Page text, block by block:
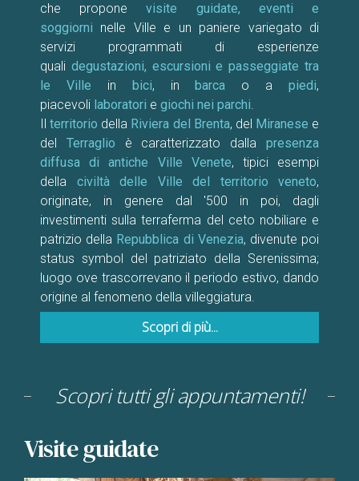
che proponevisite guidate, eventi e
soggiorni nelle Ville e un paniere variegato di
servizi programmati di esperienze
quali degustazioni, escursioni e passeggiate tra
le Ville in bici, in barca o a piedi,
piacevoli laboratori e giochi nei parchi.
Ilterritorio della Riviera del Brenta, del Miranese e
del Terraglio è caratterizzato dallapresenza
diffusa di antiche Ville Venete, tipici esempi
della civiltà delle Ville del territorio veneto,
originate, in genere dal '500 in poi, dagli
investimenti sulla terraferma del ceto nobiliare e
patrizio della Repubblica di Venezia, divenute poi
status symbol del patriziato della Serenissima;
luogo ove trascorrevano il periodo estivo, dando
origine al fenomeno della villeggiatura.
Scopri di più...
Scopri tutti gli appuntamenti!
Visite guidate